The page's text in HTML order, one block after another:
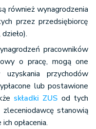
również wynagrodzenia
przez przedsiębiorcę
pracowników
o pracę, mogą one
przychodów
lub postawione
składki ZUS od tych
stanowią
opłacenia.